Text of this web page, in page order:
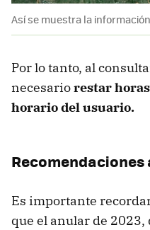
Así se muestra la
Por lo tanto, al
necesariorestar
horario del usuario.
Es importante
que el anular de 2023,